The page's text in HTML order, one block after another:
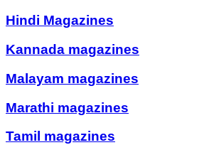
Hindi Magazines
Kannada magazines
Malayam magazines
Marathi magazines
Tamil magazines